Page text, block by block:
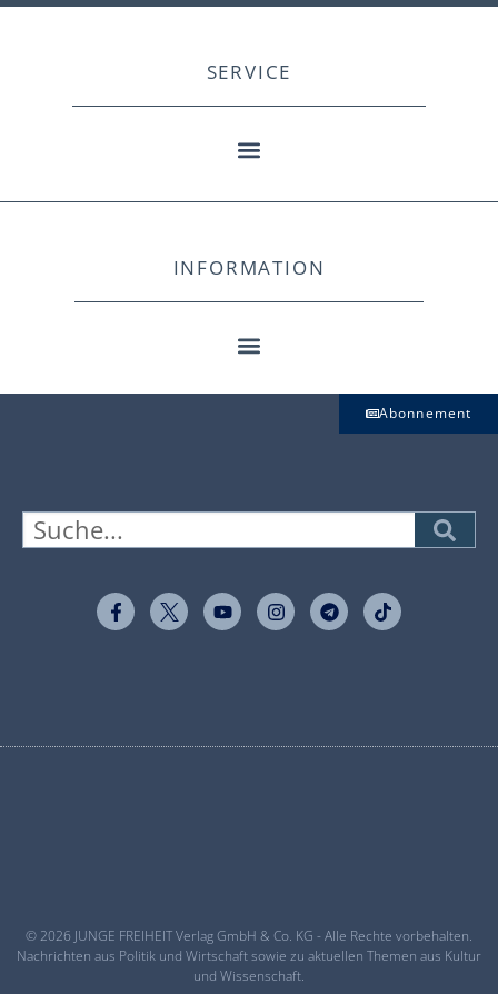
SERVICE
INFORMATION
Abonnement
© 2026 JUNGE FREIHEIT Verlag GmbH & Co. KG - Alle Rechte vorbehalten.
Nachrichten aus Politik und Wirtschaft sowie zu aktuellen Themen aus Kultur
und Wissenschaft.